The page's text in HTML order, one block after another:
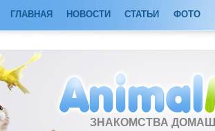
ГЛАВНАЯ НОВОСТИ СТАТЬИ ФОТО
ЗНАКОМСТВА